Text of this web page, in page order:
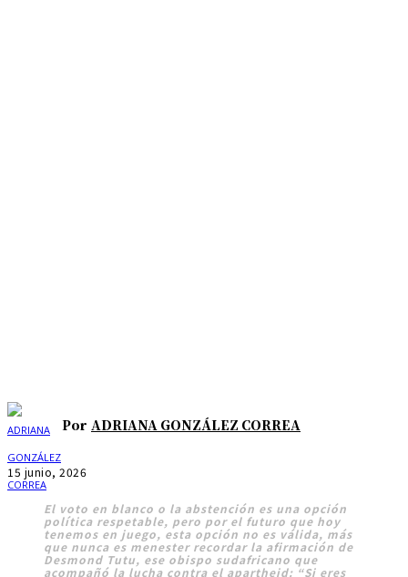
Por ADRIANA GONZÁLEZ CORREA
15 junio, 2026
El voto en blanco o la abstención es una opción
política respetable, pero por el futuro que hoy
tenemos en juego, esta opción no es válida, más
que nunca es menester recordar la afirmación de
Desmond Tutu, ese obispo sudafricano que
acompañó la lucha contra el apartheid: “Si eres